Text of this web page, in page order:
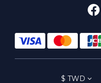
$ TWD